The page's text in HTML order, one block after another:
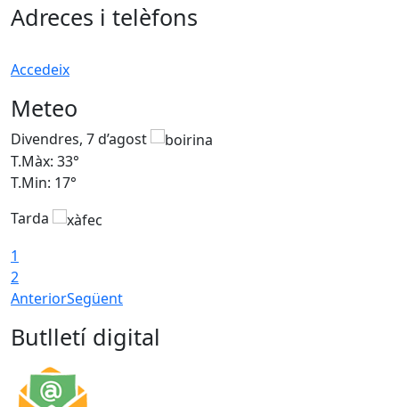
Adreces i telèfons
Accedeix
Meteo
Divendres, 7 d’agost
T.Màx: 33°
T.Min: 17°
Tarda
1
2
AnteriorSegüent
Butlletí digital